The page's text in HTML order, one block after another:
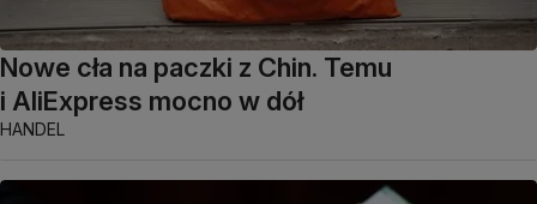
Nowe cła na paczki z Chin. Temu
i AliExpress mocno w dół
HANDEL